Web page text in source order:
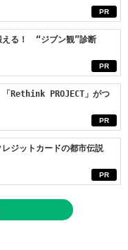
PR
PR
える！ “ジブン観”診断
PR
「Rethink PROJECT」がつ
PR
ジットカードの都市伝説